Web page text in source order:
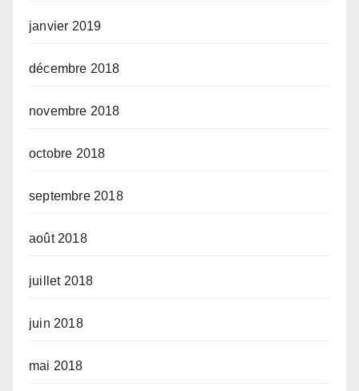
janvier 2019
décembre 2018
novembre 2018
octobre 2018
septembre 2018
août 2018
juillet 2018
juin 2018
mai 2018